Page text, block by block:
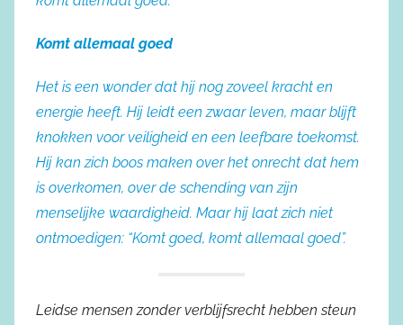
Komt allemaal goed
Het is een wonder dat hij nog zoveel kracht en
energie heeft. Hij leidt een zwaar leven, maar blijft
knokken voor veiligheid en een leefbare toekomst.
Hij kan zich boos maken over het onrecht dat hem
is overkomen, over de schending van zijn
menselijke waardigheid. Maar hij laat zich niet
ontmoedigen: “Komt goed, komt allemaal goed”.
Leidse mensen zonder verblijfsrecht hebben steun